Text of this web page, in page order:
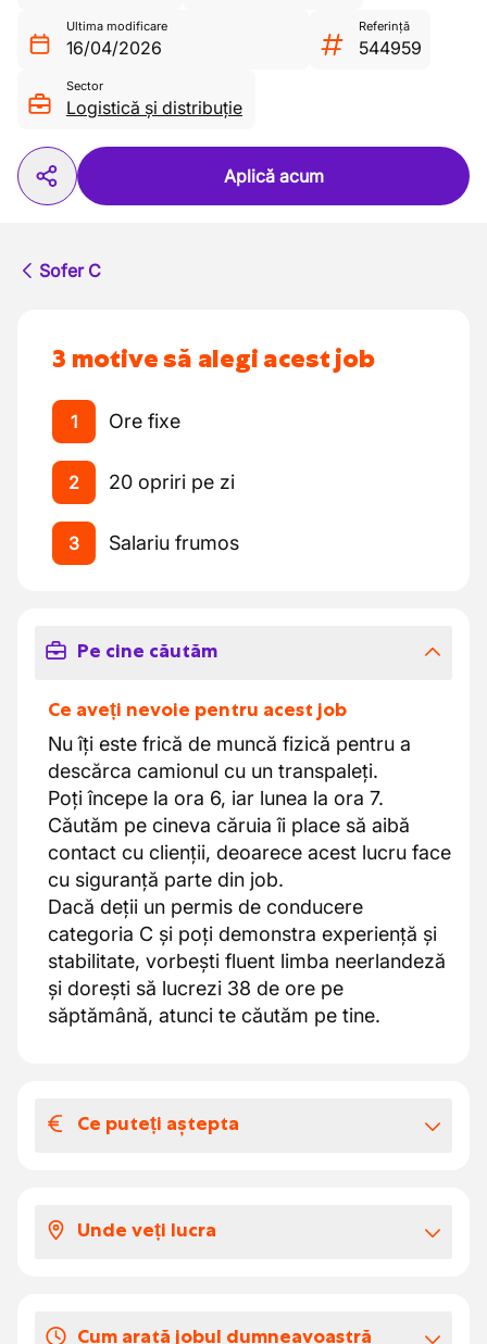
Ultima modificare
16/04/2026
Referință
544959
Sector
Logistică și distribuție
Aplică acum
Sofer C
3 motive să alegi acest job
1 Ore fixe
2 20 opriri pe zi
3 Salariu frumos
Pe cine căutăm
Ce aveți nevoie pentru acest job
Nu îți este frică de muncă fizică pentru a
descărca camionul cu un transpaleți.
Poți începe la ora 6, iar lunea la ora 7.
Căutăm pe cineva căruia îi place să aibă
contact cu clienții, deoarece acest lucru face
cu siguranță parte din job.
Dacă deții un permis de conducere
categoria C și poți demonstra experiență și
stabilitate, vorbești fluent limba neerlandeză
și dorești să lucrezi 38 de ore pe
săptămână, atunci te căutăm pe tine.
Ce puteți aștepta
Salar începând de la 17 euro
38 ore pe săptămână cu ore fixe
Unde veți lucra
Cum arată jobul dumneavoastră